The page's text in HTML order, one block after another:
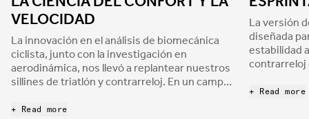
VELOCIDAD
La innovación en el análisis de biomecánica
ciclista, junto con la investigación en
aerodinámica, nos llevó a replantear nuestros
sillines de triatlón y contrarreloj. En un campo
fundamentales, poder ofrecer un sillín que
+ Read more
La versión
diseñada
estabilidad
contrarreloj
presión,
+ Read more